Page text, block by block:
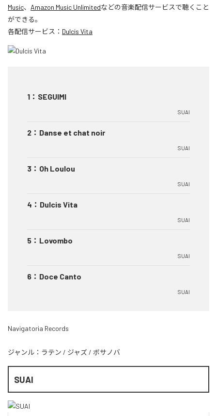
Music、 Amazon Music Unlimitedなどの音楽配信サービスで聴くこと
ができる。
各配信サービス： Dulcis Vita
1 ： SEGUIMI
SUAI
2 ： Danse et chat noir
SUAI
3 ： Oh Loulou
SUAI
4 ： Dulcis Vita
SUAI
5 ： Lovombo
SUAI
6 ： Doce Canto
SUAI
Navigatoria Records
ジャンル： ラテン / ジャズ / ボサノバ
SUAI